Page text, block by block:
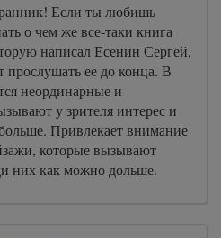
Если ты любишь
о чем же все-таки книга
написал Есенин Сергей,
прослушать ее до конца. В
неординарные и
у зрителя интерес и
Привлекает внимание
которые вызывают
них как можно дольше.